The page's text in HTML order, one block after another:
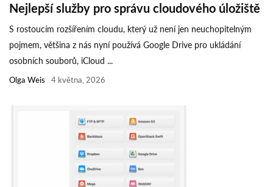
Nejlepší služby pro správu cloudového úložiště
S rostoucím rozšířením cloudu, který už není jen neuchopitelným
pojmem, většina z nás nyní používá Google Drive pro ukládání
osobních souborů, iCloud ...
Olga Weis 4 května, 2026